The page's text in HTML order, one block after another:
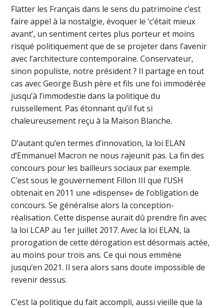
Flatter les Français dans le sens du patrimoine c’est
faire appel à la nostalgie, évoquer le ‘c’était mieux
avant’, un sentiment certes plus porteur et moins
risqué politiquement que de se projeter dans l’avenir
avec l’architecture contemporaine. Conservateur,
sinon populiste, notre président ? Il partage en tout
cas avec George Bush père et fils une foi immodérée
jusqu’à l’immodestie dans la politique du
ruissellement. Pas étonnant qu’il fut si
chaleureusement reçu à la Maison Blanche.
D’autant qu’en termes d’innovation, la loi ELAN
d’Emmanuel Macron ne nous rajeunit pas. La fin des
concours pour les bailleurs sociaux par exemple.
C’est sous le gouvernement Fillon III que l’USH
obtenait en 2011 une «dispense» de l’obligation de
concours. Se généralise alors la conception-
réalisation. Cette dispense aurait dû prendre fin avec
la loi LCAP au 1er juillet 2017. Avec la loi ELAN, la
prorogation de cette dérogation est désormais actée,
au moins pour trois ans. Ce qui nous emmène
jusqu’en 2021. Il sera alors sans doute impossible de
revenir dessus.
C’est la politique du fait accompli, aussi vieille que la